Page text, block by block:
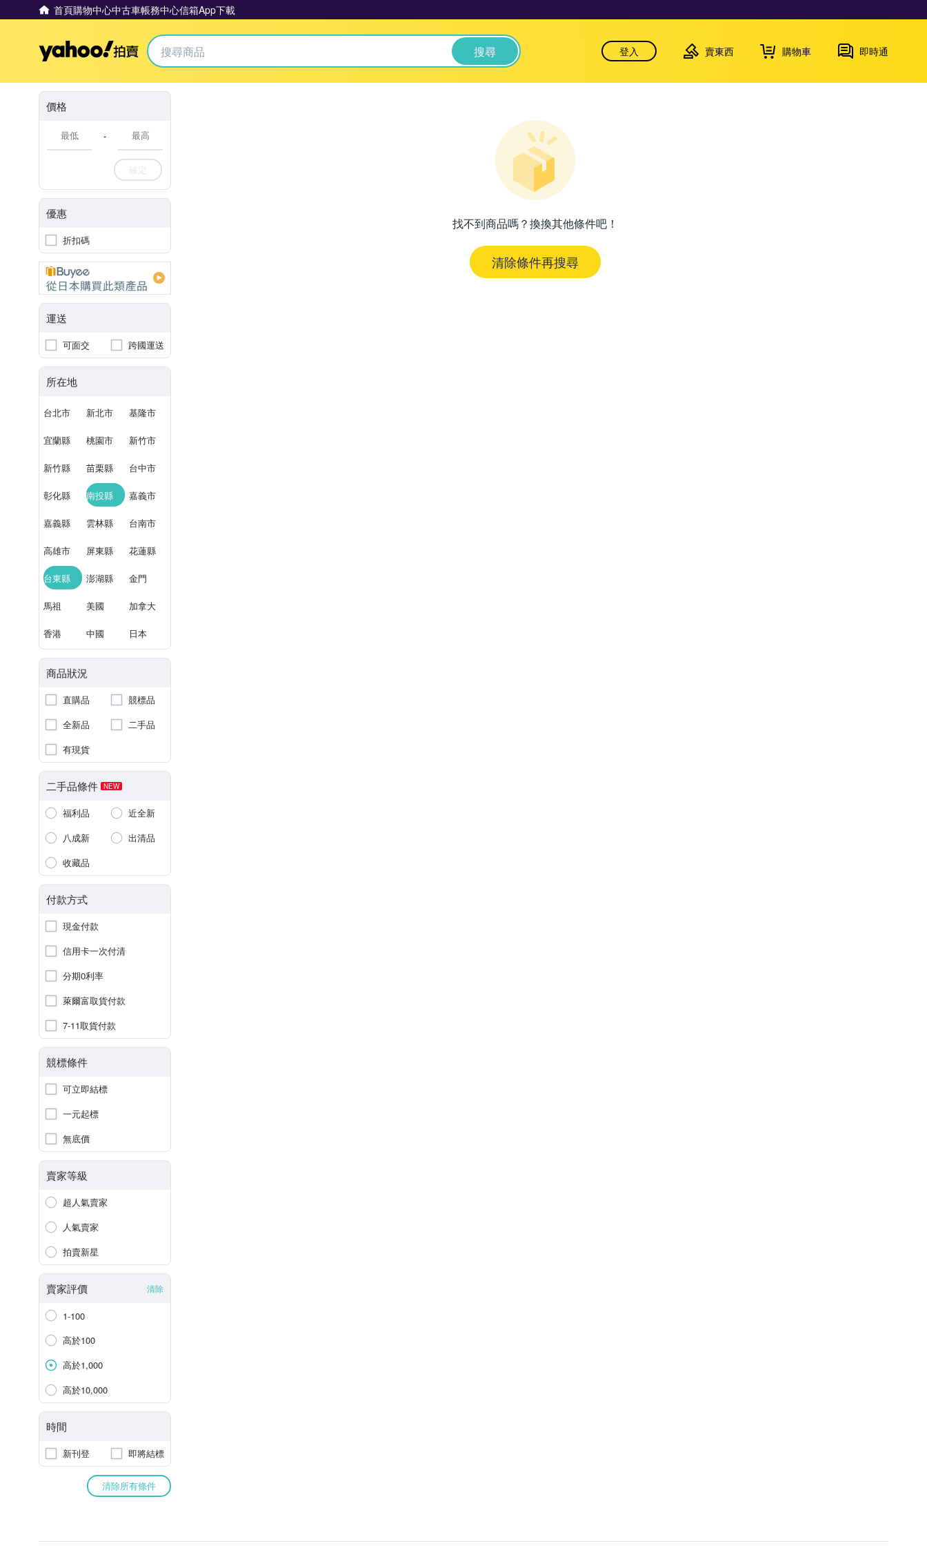
首頁購物中心中古車帳務中心信箱App下載
Yahoo拍賣 搜尋 登入 賣東西 購物車 即時通
價格
-
確定
優惠
折扣碼
運送
可面交 跨國運送
所在地
台北市 新北市 基隆市
宜蘭縣 桃園市 新竹市
新竹縣 苗栗縣 台中市
彰化縣 南投縣 嘉義市
嘉義縣 雲林縣 台南市
高雄市 屏東縣 花蓮縣
台東縣 澎湖縣 金門
馬祖 美國 加拿大
香港 中國 日本
商品狀況
直購品
競標品
全新品
二手品
有現貨
二手品條件 NEW
福利品
近全新
八成新
出清品
收藏品
付款方式
現金付款
信用卡一次付清
分期0利率
萊爾富取貨付款
7-11取貨付款
競標條件
可立即結標
一元起標
無底價
賣家等級
超人氣賣家
人氣賣家
拍賣新星
賣家評價 清除
1-100
高於100
高於1,000
高於10,000
時間
新刊登 即將結標
清除所有條件
找不到商品嗎？換換其他條件吧！
清除條件再搜尋